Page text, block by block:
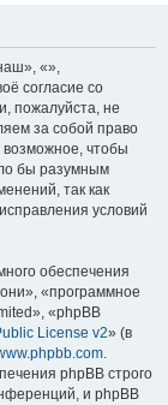
«»,
согласие со
пожалуйста, не
за собой право
чтобы
бы разумным
так как
условий
обеспечения
«программное
«phpBB
License v2» (в
.
phpBB строго
и phpBB